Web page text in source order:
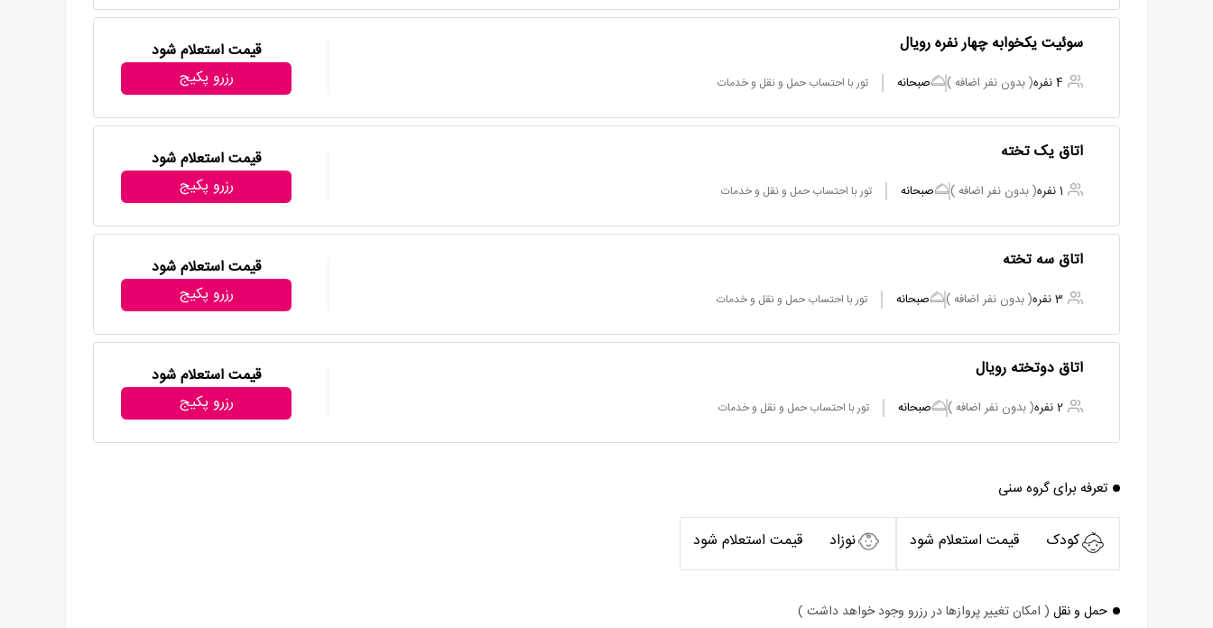
سوئیت یکخوابه چهار نفره رویال
4 نفره ( بدون نفر اضافه ) صبحانه تور با احتساب حمل و نقل و خدمات
قیمت استعلام شود
رزرو پکیج
اتاق یک تخته
1 نفره ( بدون نفر اضافه ) صبحانه تور با احتساب حمل و نقل و خدمات
قیمت استعلام شود
رزرو پکیج
اتاق سه تخته
3 نفره ( بدون نفر اضافه ) صبحانه تور با احتساب حمل و نقل و خدمات
قیمت استعلام شود
رزرو پکیج
اتاق دوتخته رویال
2 نفره ( بدون نفر اضافه ) صبحانه تور با احتساب حمل و نقل و خدمات
قیمت استعلام شود
رزرو پکیج
تعرفه برای گروه سنی
کودک قیمت استعلام شود نوزاد قیمت استعلام شود
حمل و نقل ( امکان تغییر پروازها در رزرو وجود خواهد داشت )